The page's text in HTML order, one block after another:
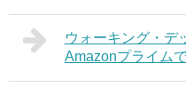
ウォーキング・デ
Amazonプライム